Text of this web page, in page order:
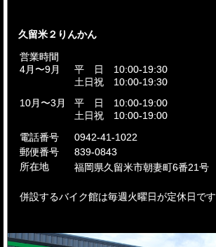
久留米２りんかん
営業時間
4月〜9月
平 日 10:00-19:30
土日祝 10:00-19:30
10月〜3月
平 日 10:00-19:00
土日祝 10:00-19:00
電話番号
0942-41-1022
郵便番号
839-0843
所在地
福岡県久留米市朝妻町6番21号
併設するバイク館は毎週火曜日が定休日です